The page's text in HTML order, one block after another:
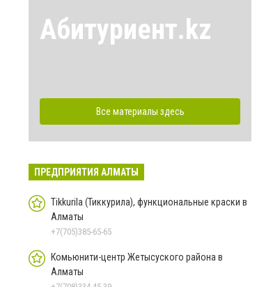
Абитуриент.kz
Все материалы здесь
ПРЕДПРИЯТИЯ АЛМАТЫ
Tikkurila (Тиккурила), функциональные краски в
Алматы
+7(705)385-65-65
Комьюнити-центр Жетысуского района в
Алматы